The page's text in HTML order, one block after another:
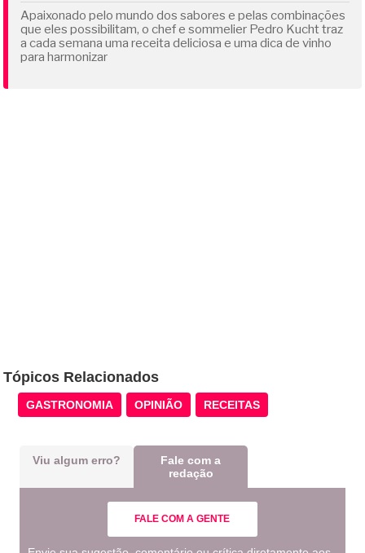
Apaixonado pelo mundo dos sabores e pelas combinações
que eles possibilitam, o chef e sommelier Pedro Kucht traz
a cada semana uma receita deliciosa e uma dica de vinho
para harmonizar
Tópicos Relacionados
GASTRONOMIA OPINIÃO RECEITAS
Viu algum erro?
Fale com a
redação
FALE COM A GENTE